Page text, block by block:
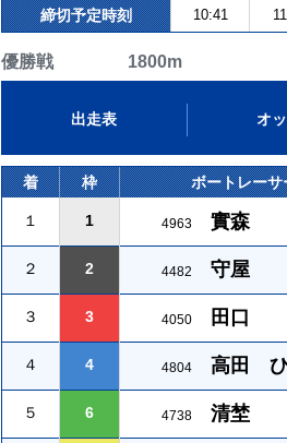
締切予定時刻 10:41
優勝戦 1800m
出走表 オ
着 枠 ボートレーサ
１ 1 4963 實森
２ 2 4482 守屋
３ 3 4050 田口
４ 4 4804 高田
５ 6 4738 清埜